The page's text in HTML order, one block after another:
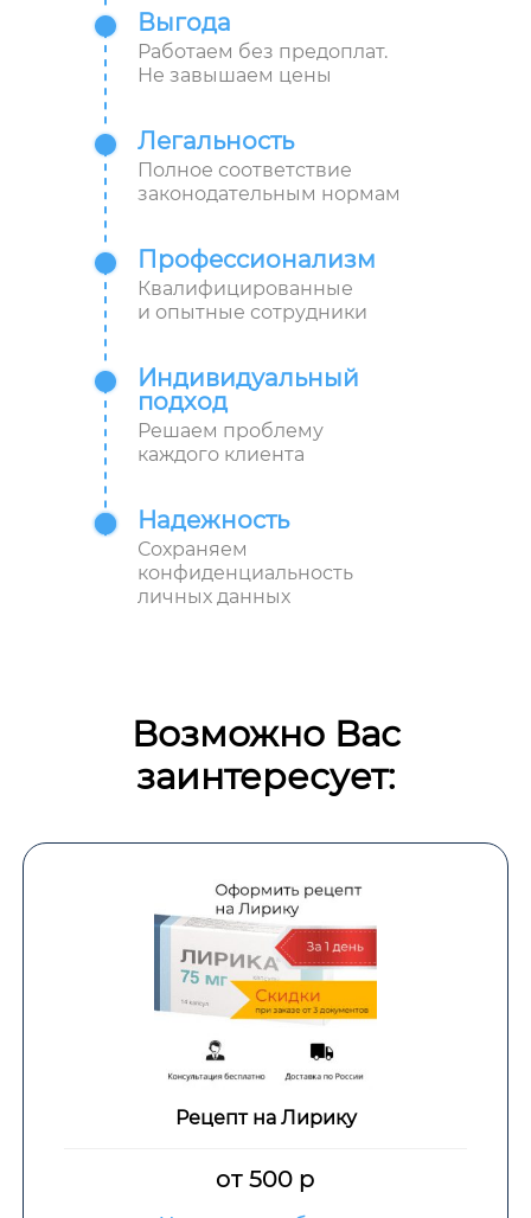
Выгода
Работаем без предоплат.
Не завышаем цены
Легальность
Полное соответствие
законодательным нормам
Профессионализм
Квалифицированные
и опытные сотрудники
Индивидуальный
подход
Решаем проблему
каждого клиента
Надежность
Сохраняем
конфиденциальность
личных данных
Возможно Вас
заинтересует: